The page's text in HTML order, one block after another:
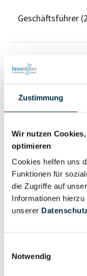
Zustimmung
Wir nutzen
optimieren
Cookies helfen uns
Funktionen für
die Zugriffe auf
Informationen
unserer
Notwendig
Geschäftsführer
Wirtschaftlich
Berechtigter
Eigentums- und